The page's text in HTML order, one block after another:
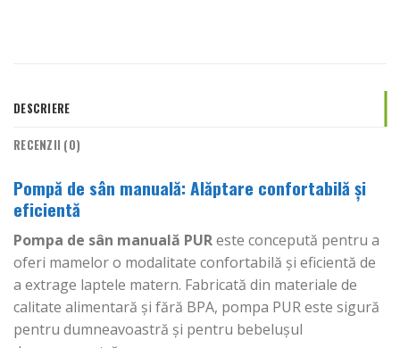
DESCRIERE
RECENZII (0)
Pompă de sân manuală: Alăptare confortabilă și
eficientă
Pompa de sân manuală PUReste concepută pentru a
oferi mamelor o modalitate confortabilă și eficientă de
a extrage laptele matern. Fabricată din materiale de
calitate alimentară și fără BPA, pompa PUR este sigură
pentru dumneavoastră și pentru bebelușul